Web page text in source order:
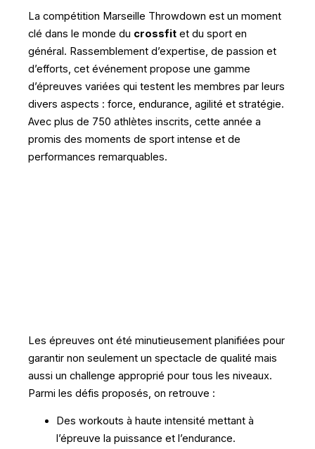
La compétition Marseille Throwdown est un moment
clé dans le monde du crossfitet du sport en
général. Rassemblement d’expertise, de passion et
d’efforts, cet événement propose une gamme
d’épreuves variées qui testent les membres par leurs
divers aspects : force, endurance, agilité et stratégie.
Avec plus de 750 athlètes inscrits, cette année a
promis des moments de sport intense et de
performances remarquables.
Les épreuves ont été minutieusement planifiées pour
garantir non seulement un spectacle de qualité mais
aussi un challenge approprié pour tous les niveaux.
Parmi les défis proposés, on retrouve :
Des workouts à haute intensité mettant à
l’épreuve la puissance et l’endurance.